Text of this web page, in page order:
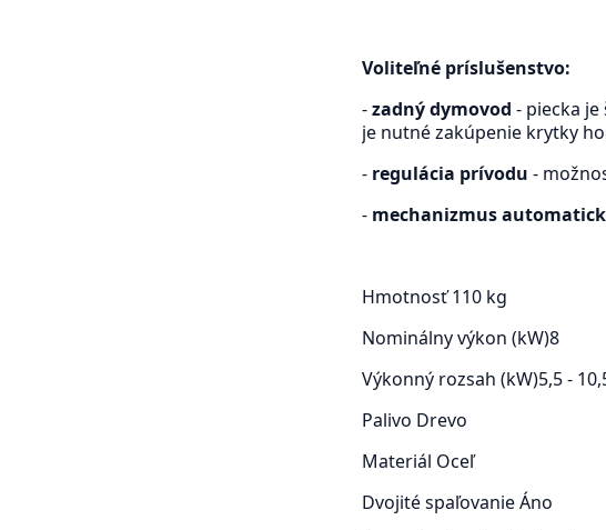
Voliteľné príslušenstvo:
-zadný dymovod - piecka
je nutné zakúpenie krytky
- regulácia prívodu -
- mechanizmus
Hmotnosť110 kg
Nominálny výkon (kW)8
Výkonný rozsah (kW)5,5 -
Palivo Drevo
Materiál Oceľ
Dvojité spaľovanieÁno